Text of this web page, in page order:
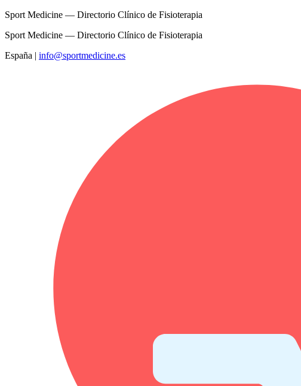
Sport Medicine — Directorio Clínico de Fisioterapia
Sport Medicine — Directorio Clínico de Fisioterapia
España | info@sportmedicine.es